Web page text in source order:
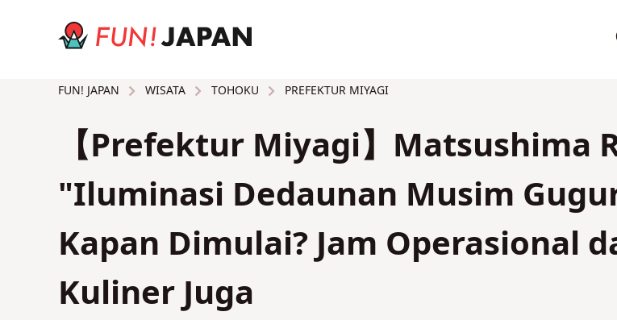
FUN! JAPAN WISATA TOHOKU PREFEKTUR MIYAGI
【Prefektur Miyagi】Matsushima
"Iluminasi Dedaunan Musim
Kapan Dimulai? Jam Operasional
Kuliner Juga